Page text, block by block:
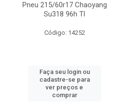
Pneu 215/60r17 Chaoyang
Su318 96h Tl
Código: 14252
Faça seu login ou
cadastre-se para
ver preços e
comprar